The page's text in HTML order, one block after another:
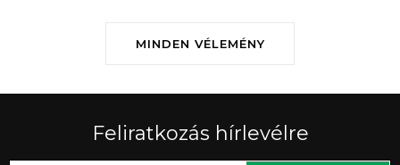
MINDEN VÉLEMÉNY
Feliratkozás hírlevélre